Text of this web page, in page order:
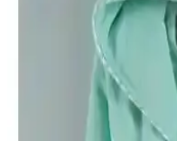
Setleri
Bu karşılaştırma, Güvenal
setlerinin özellikleri,
ederek en uygun seçimi
Varol Biyeli Şal Yaka
Serisi Pike Otel